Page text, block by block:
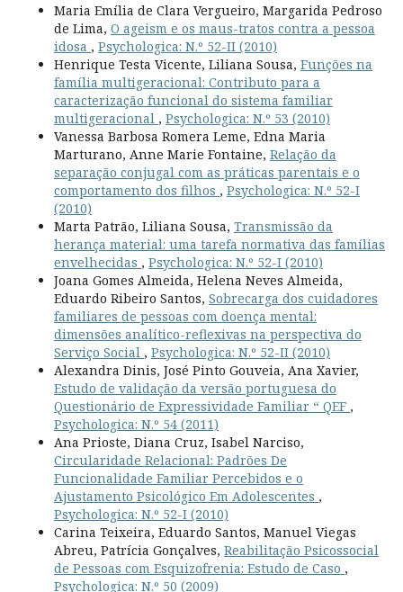
Maria Emília de Clara Vergueiro, Margarida Pedroso
de Lima, O ageism e os maus-tratos contra a pessoa
idosa , Psychologica: N.º 52-II (2010)
Henrique Testa Vicente, Liliana Sousa, Funções na
família multigeracional: Contributo para a
caracterização funcional do sistema familiar
multigeracional , Psychologica: N.º 53 (2010)
Vanessa Barbosa Romera Leme, Edna Maria
Marturano, Anne Marie Fontaine, Relação da
separação conjugal com as práticas parentais e o
comportamento dos filhos , Psychologica: N.º 52-I
(2010)
Marta Patrão, Liliana Sousa, Transmissão da
herança material: uma tarefa normativa das famílias
envelhecidas , Psychologica: N.º 52-I (2010)
Joana Gomes Almeida, Helena Neves Almeida,
Eduardo Ribeiro Santos, Sobrecarga dos cuidadores
familiares de pessoas com doença mental:
dimensões analítico-reflexivas na perspectiva do
Serviço Social , Psychologica: N.º 52-II (2010)
Alexandra Dinis, José Pinto Gouveia, Ana Xavier,
Estudo de validação da versão portuguesa do
Questionário de Expressividade Familiar “ QEF ,
Psychologica: N.º 54 (2011)
Ana Prioste, Diana Cruz, Isabel Narciso,
Circularidade Relacional: Padrões De
Funcionalidade Familiar Percebidos e o
Ajustamento Psicológico Em Adolescentes ,
Psychologica: N.º 52-I (2010)
Carina Teixeira, Eduardo Santos, Manuel Viegas
Abreu, Patrícia Gonçalves, Reabilitação Psicossocial
de Pessoas com Esquizofrenia: Estudo de Caso ,
Psychologica: N.º 50 (2009)